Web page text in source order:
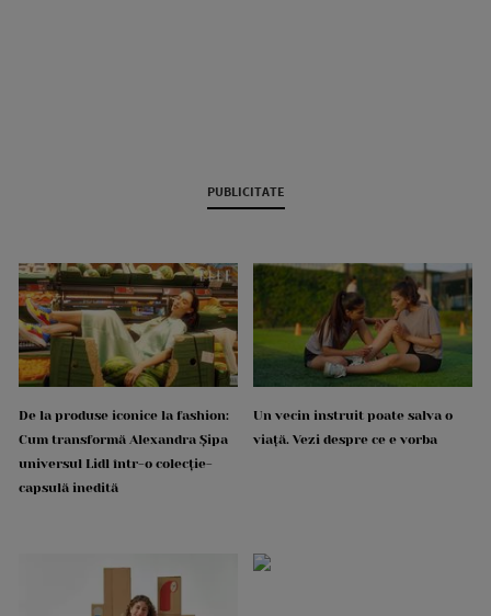
PUBLICITATE
De la produse iconice la fashion:
Cum transformă Alexandra Șipa
universul Lidl într-o colecție-
capsulă inedită
Un vecin instruit poate salva o
viață. Vezi despre ce e vorba